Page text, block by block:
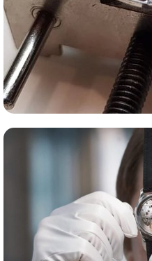
Сервис часов